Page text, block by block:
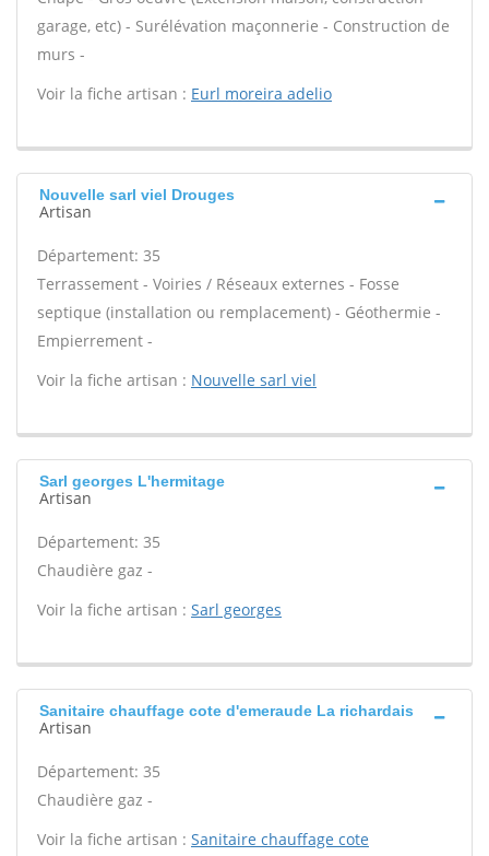
garage, etc) - Surélévation maçonnerie - Construction de
murs -
Voir la fiche artisan : Eurl moreira adelio
Nouvelle sarl viel Drouges
Artisan
Département: 35
Terrassement - Voiries / Réseaux externes - Fosse
septique (installation ou remplacement) - Géothermie -
Empierrement -
Voir la fiche artisan : Nouvelle sarl viel
Sarl georges L'hermitage
Artisan
Département: 35
Chaudière gaz -
Voir la fiche artisan : Sarl georges
Sanitaire chauffage cote d'emeraude La richardais
Artisan
Département: 35
Chaudière gaz -
Voir la fiche artisan : Sanitaire chauffage cote